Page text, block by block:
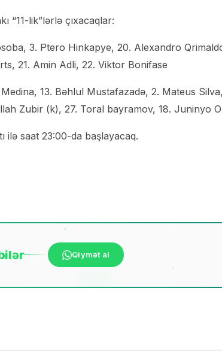
“11-lik”lərlə çıxacaqlar:
3. Ptero Hinkapye, 20. Alexandro
21. Amin Adli, 22. Viktor Bonifase
13. Bəhlul Mustafazadə, 2. Mateus
Zubir (k), 27. Toral bayramov, 18. Juninyo
ilə saat 23:00-da başlayacaq.
Qiymət al